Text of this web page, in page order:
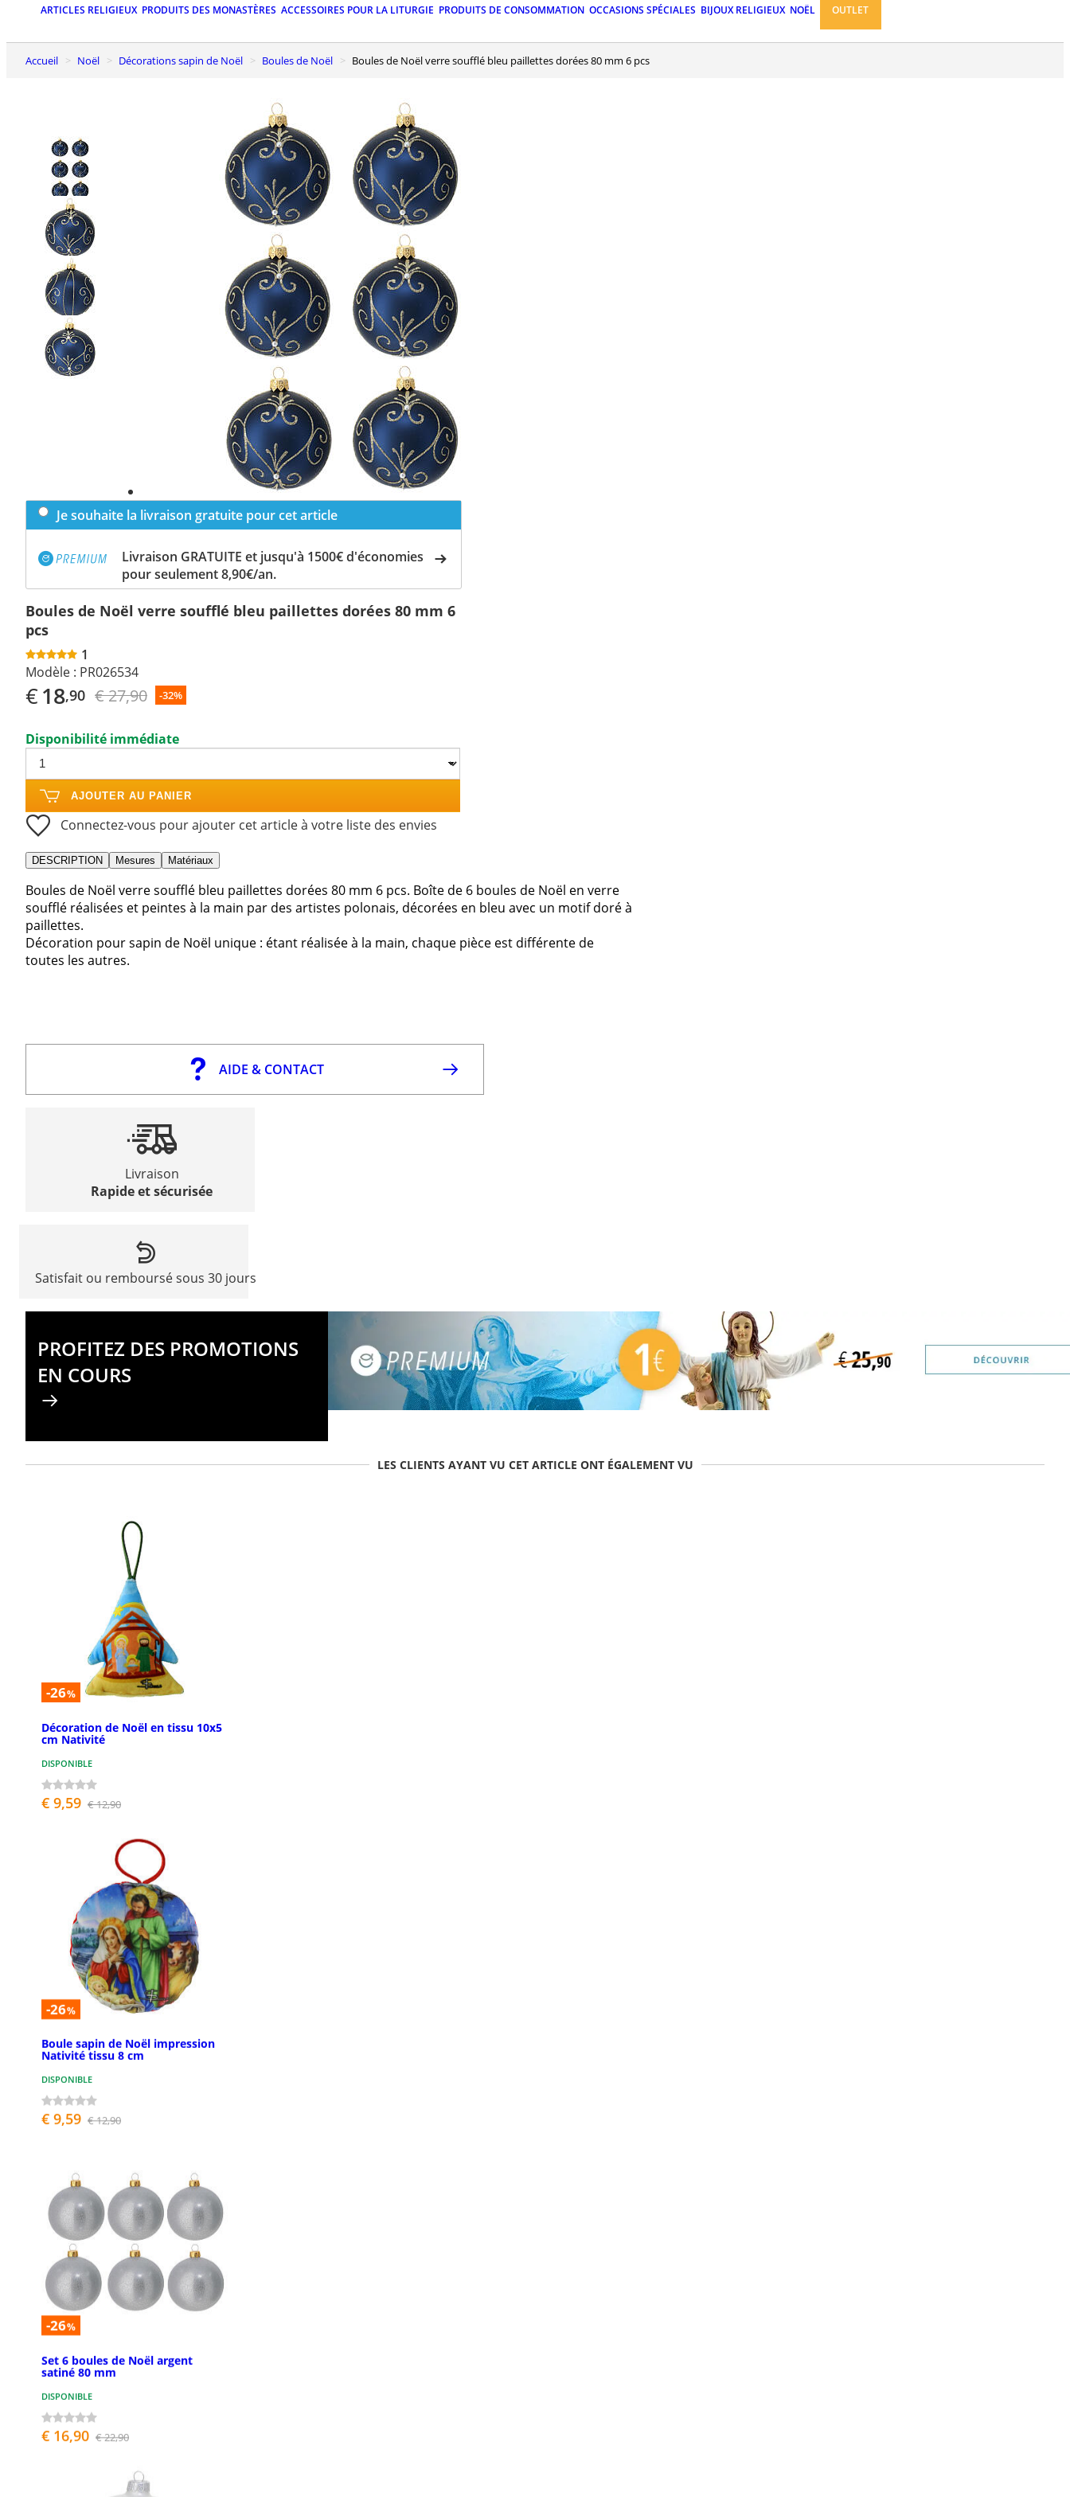
ARTICLES RELIGIEUX PRODUITS DES MONASTÈRES ACCESSOIRES POUR LA LITURGIE PRODUITS DE CONSOMMATION OCCASIONS SPÉCIALES BIJOUX RELIGIEUX NOËL OUTLET
Accueil Noël Décorations sapin de Noël Boules de Noël Boules de Noël verre soufflé bleu paillettes dorées 80 mm 6 pcs
Je souhaite la livraison gratuite pour cet article
Livraison GRATUITE et jusqu'à 1500€ d'économies
pour seulement 8,90€/an.
Boules de Noël verre soufflé bleu paillettes dorées 80 mm 6
pcs
1
Modèle : PR026534
€18,90 € 27,90 -32%
Disponibilité immédiate
AJOUTER AU PANIER
Connectez-vous pour ajouter cet article à votre liste des envies
DESCRIPTION Mesures Matériaux
Boules de Noël verre soufflé bleu paillettes dorées 80 mm 6 pcs. Boîte de 6 boules de Noël en verre
soufflé réalisées et peintes à la main par des artistes polonais, décorées en bleu avec un motif doré à
paillettes.
Décoration pour sapin de Noël unique : étant réalisée à la main, chaque pièce est différente de
toutes les autres.
AIDE & CONTACT
Livraison
Rapide et sécurisée
Satisfait ou remboursé sous 30 jours
PROFITEZ DES PROMOTIONS
EN COURS
LES CLIENTS AYANT VU CET ARTICLE ONT ÉGALEMENT VU
-26%
Décoration de Noël en tissu 10x5
cm Nativité
DISPONIBLE
€ 9,59 € 12,90
-26%
Boule sapin de Noël impression
Nativité tissu 8 cm
DISPONIBLE
€ 9,59 € 12,90
-26%
Set 6 boules de Noël argent
satiné 80 mm
DISPONIBLE
€ 16,90 € 22,90